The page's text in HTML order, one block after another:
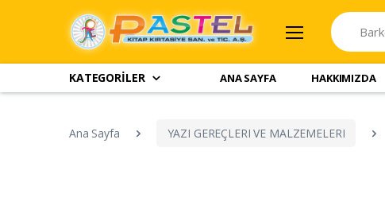
KATEGORİLER ANA SAYFA HAKKIMIZDA
Ana Sayfa YAZI GEREÇLERI VE MALZEMELERI